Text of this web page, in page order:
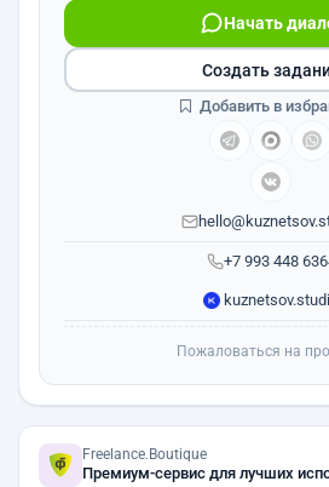
+7 993 448
Начать
Создать
Добавить в
Пожаловаться на
Freelance.Boutique
Премиум-сервис для лучших